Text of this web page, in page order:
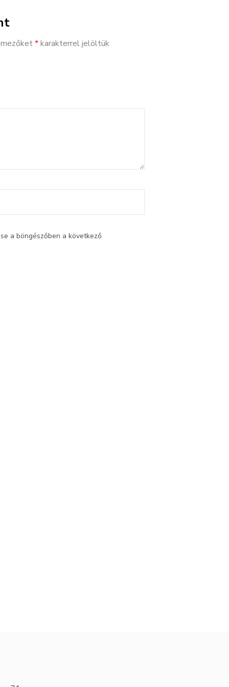
*karakterrel jelöltük
a böngészőben a következő